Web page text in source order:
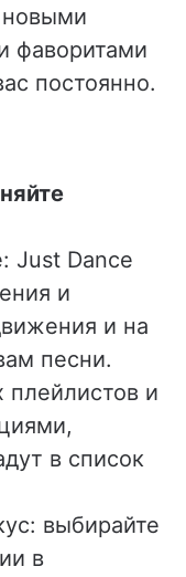
новыми
фаворитами
постоянно.
Just Dance
и
и на
песни.
плейлистов и
в список
выбирайте
в